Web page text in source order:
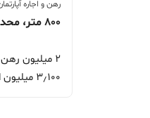
رهن و اجاره
800 متر، محدوده شهرک غرب، فلاحی
2 میلیون رهن
3٫100 میلیون اجاره